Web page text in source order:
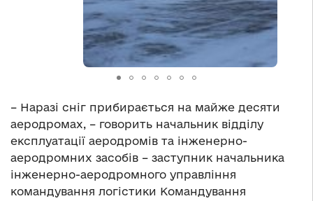
– Наразі сніг прибирається на майже десяти
аеродромах, – говорить начальник відділу
експлуатації аеродромів та інженерно-
аеродромних засобів – заступник начальника
інженерно-аеродромного управління
командування логістики Командування